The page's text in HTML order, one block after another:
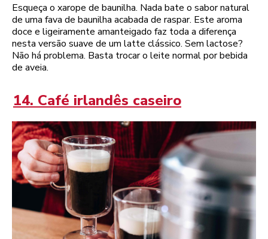
Esqueça o xarope de baunilha. Nada bate o sabor natural
de uma fava de baunilha acabada de raspar. Este aroma
doce e ligeiramente amanteigado faz toda a diferença
nesta versão suave de um latte clássico. Sem lactose?
Não há problema. Basta trocar o leite normal por bebida
de aveia.
14. Café irlandês caseiro